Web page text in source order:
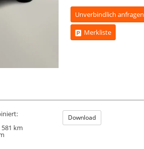
Unverbindlich anfragen
Merkliste
581 km
Download